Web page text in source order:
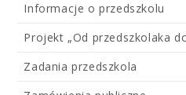
Informacje o przedszkolu
Projekt „Od przedszkolaka
Zadania przedszkola